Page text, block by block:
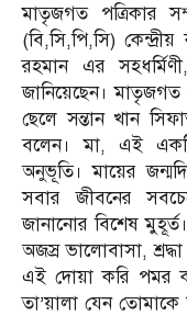
মাতৃজগত পত্রিকার
(বি,সি,পি,সি)
রহমান এর
জানিয়েছেন। মাতৃজগত
ছেলে সন্তান খান
বলেন। মা, এই
অনুভূতি। মায়ের
সবার জীবনের
জানানোর বিশেষ
অজস্র ভালোবাসা,
এই দোয়া করি পমর
তা’য়ালা যেন